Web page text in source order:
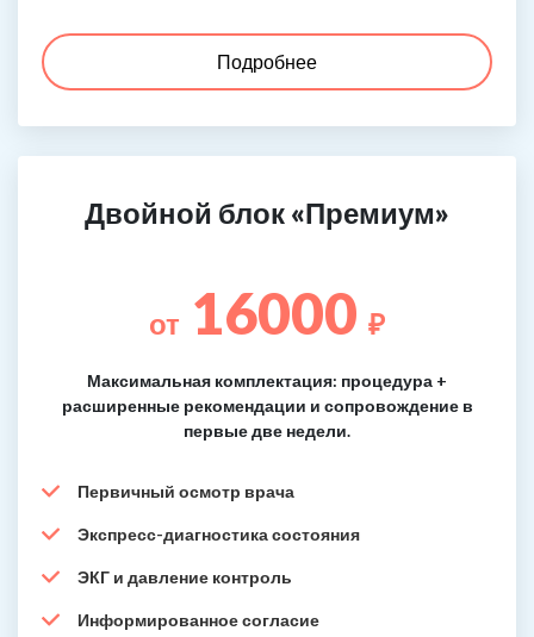
Подробнее
Двойной блок «Премиум»
от 16000 ₽
Максимальная комплектация: процедура +
расширенные рекомендации и сопровождение в
первые две недели.
Первичный осмотр врача
Экспресс-диагностика состояния
ЭКГ и давление контроль
Информированное согласие